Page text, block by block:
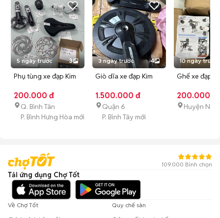
5 ngày trước 3
Phụ tùng xe đạp Kim
200.000 đ
Q. Bình Tân
P. Bình Hưng Hòa mới
3 ngày trước 4
Giò dĩa xe đạp Kim
1.500.000 đ
Quận 6
P. Bình Tây mới
10 ngày trước
Ghế xe đạp
200.000 đ
Huyện Nhà
109.000 Bình chọn
Tải ứng dụng Chợ Tốt
Về Chợ Tốt
Quy chế sàn